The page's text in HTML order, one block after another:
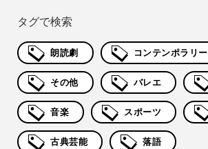
タグで検索
朗読劇 コンテンポラリー
その他 バレエ
音楽 スポーツ
古典芸能 落語